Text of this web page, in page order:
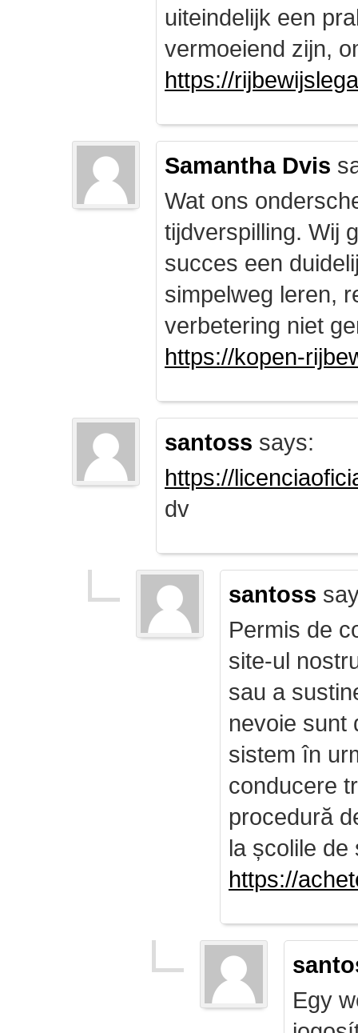
uiteindelijk een
vermoeiend zijn,
https://
Samantha Dvis
Wat ons
tijdverspilling. Wij
succes een
simpelweg leren,
verbetering niet
https://kopen-
santoss says:
https://
dv
santoss
Permis de
site-ul
sau a
nevoie sunt
sistem în
conducere
procedură
la școlile de
https://
Egy